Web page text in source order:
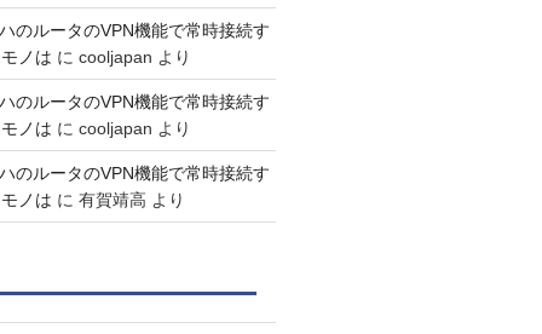
のルータのVPN機能で常時接続す
ノは に cooljapan より
のルータのVPN機能で常時接続す
ノは に cooljapan より
のルータのVPN機能で常時接続す
ノは に 有賀靖高 より